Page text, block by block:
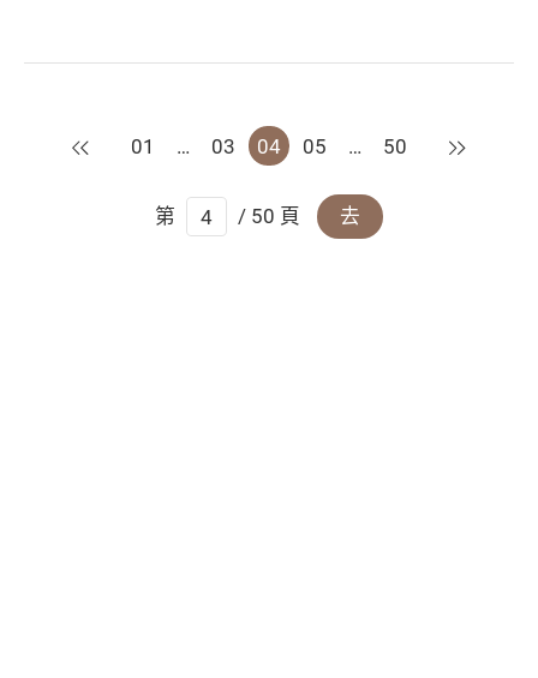
上一頁
01 … 03 04 05 … 50 下一頁
第 / 50 頁 去